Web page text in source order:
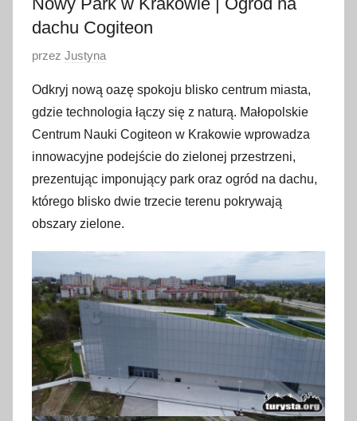
dachu Cogiteon
O
u
b
l
i
k
o
w
o
1
1
k
w
i
e
przez Justyna
Odkryj nową oazę spokoju blisko centrum miasta,
gdzie technologia łączy się z naturą. Małopolskie
Centrum Nauki Cogiteon w Krakowie wprowadza
innowacyjne podejście do zielonej przestrzeni,
prezentując imponujący park oraz ogród na dachu,
którego blisko dwie trzecie terenu pokrywają
obszary zielone.